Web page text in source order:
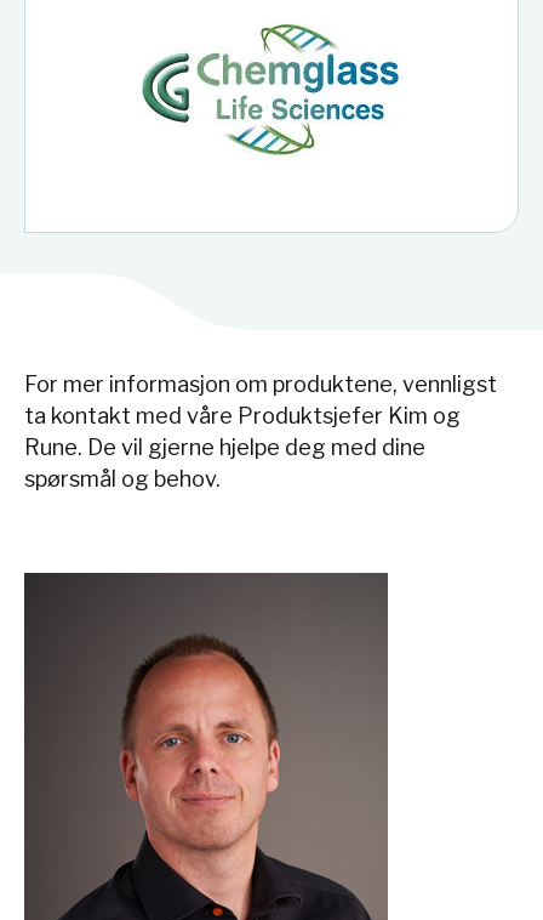
For mer informasjon om produktene, vennligst
ta kontakt med våre Produktsjefer Kim og
Rune. De vil gjerne hjelpe deg med dine
spørsmål og behov.